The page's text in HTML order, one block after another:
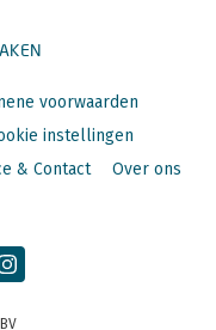
voorwaarden
instellingen
& Contact Over ons